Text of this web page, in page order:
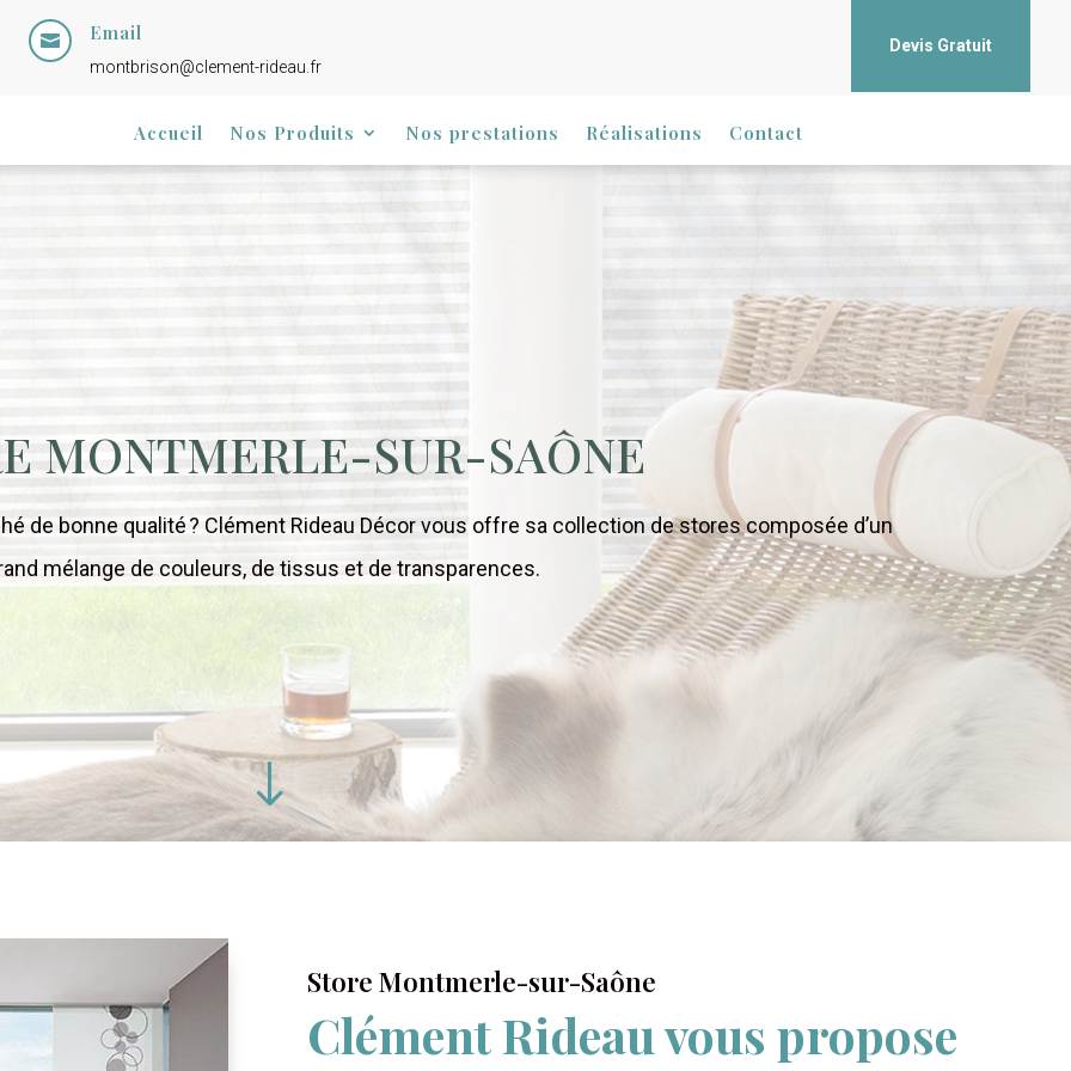
 Email
montbrison@clement-rideau.fr
Devis Gratuit
Accueil Nos Produits Nos prestations Réalisations Contact
MONTMERLE-SUR-SAÔNE
de bonne qualité ? Clément Rideau Décor vous offre sa collection de stores composée d’un
mélange de couleurs, de tissus et de transparences.
"
Store Montmerle-sur-Saône
Clément Rideau vous propose